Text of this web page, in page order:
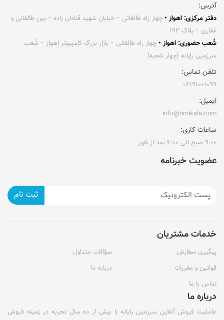
آدرس:
دفتر مرکزی: اهواز • چهار راه طالقانی ⁃ خیابان شهید قنادان زاده ⁃ بین طالقانی و
غفاری ⁃ پلاک ۱۹۲
شُعب حضوری: اهواز • چهار راه طالقانی ⁃ بازار بزرگ کامپیوتر اهواز ⁃ شُعب
سرزمین رایانه (چهار شعبه)
تلفن تماس:
۰۶۱۹۱۰۰۱۰۹۹
ایمیل:
info@rinokala.com
ساعات کاری:
۹:۰۰ صبح الی ۶:۰۰ بعد از ظهر
عضویت خبرنامه
ثبت نام
خدمات مشتریان
پیگیری سفارش
سؤالات متداول
قوانین و مقررات
درباره ما
تماس با ما
درباره ما
عاملیت فروش آنلاین سرزمین رایانه با بیش از ده سال تجربه در زمینه فروش